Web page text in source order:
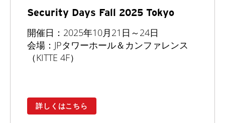
Security Days Fall 2025 Tokyo
開催日：2025年10月21日～24日
会場：JPタワーホール＆カンファレンス
（KITTE 4F）
詳しくはこちら